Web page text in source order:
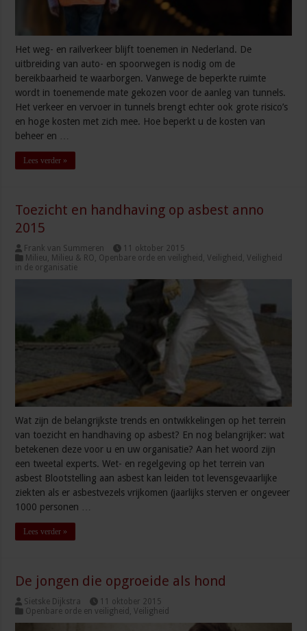
Het weg- en railverkeer blijft toenemen in Nederland. De
uitbreiding van auto- en spoorwegen is nodig om de
bereikbaarheid te waarborgen. Vanwege de beperkte ruimte
wordt in toenemende mate gekozen voor de aanleg van tunnels.
Het verkeer en vervoer in tunnels brengt echter ook grote risico’s
en hoge kosten met zich mee. Hoe beperkt u de kosten van
beheer en …
Lees verder »
Toezicht en handhaving op asbest anno
2015
Frank van Summeren
11 oktober 2015
Milieu, Milieu & RO, Openbare orde en veiligheid ,Veiligheid ,Veiligheid
in de organisatie
Wat zijn de belangrijkste trends en ontwikkelingen op het terrein
van toezicht en handhaving op asbest? En nog belangrijker: wat
betekenen deze voor u en uw organisatie? Aan het woord zijn
een tweetal experts. Wet- en regelgeving op het terrein van
asbest Blootstelling aan asbest kan leiden tot levensgevaarlijke
ziekten als er asbestvezels vrijkomen (jaarlijks sterven er ongeveer
1000 personen …
Lees verder »
De jongen die opgroeide als hond
Sietske Dijkstra
11 oktober 2015
Openbare orde en veiligheid
,Veiligheid